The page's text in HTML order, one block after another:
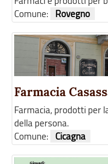
Comune:
Rovegno
Farmacia
Farmacia, prodotti per
della persona.
Comune:
Cicagna